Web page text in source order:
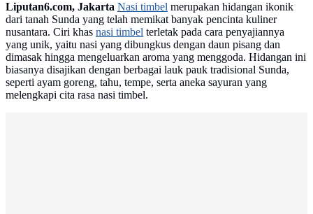
Liputan6.com, Jakarta Nasi timbel merupakan hidangan ikonik
dari tanah Sunda yang telah memikat banyak pencinta kuliner
nusantara. Ciri khas nasi timbel terletak pada cara penyajiannya
yang unik, yaitu nasi yang dibungkus dengan daun pisang dan
dimasak hingga mengeluarkan aroma yang menggoda. Hidangan ini
biasanya disajikan dengan berbagai lauk pauk tradisional Sunda,
seperti ayam goreng, tahu, tempe, serta aneka sayuran yang
melengkapi cita rasa nasi timbel.